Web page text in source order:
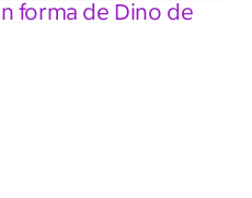
forma de Dino de